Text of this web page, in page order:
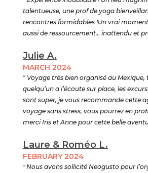
talentueuse, une prof de yoga
rencontres formidables !Un vrai
aussi de ressourcement… inattendu et
Julie A.
MARCH 2024
" Voyage très bien organisé au Mexique,
quelqu’un a l’écoute sur place, les
sont super, je vous recommande cette
voyage sans stress, vous pourrez en
merci Iris et Anne pour cette belle
Laure & Roméo L.
FEBRUARY 2024
"Nous avons sollicité Neogusto pour